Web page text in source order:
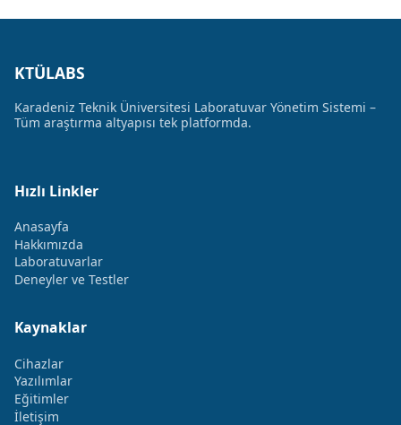
KTÜLABS
Karadeniz Teknik Üniversitesi Laboratuvar Yönetim Sistemi –
Tüm araştırma altyapısı tek platformda.
Hızlı Linkler
Anasayfa
Hakkımızda
Laboratuvarlar
Deneyler ve Testler
Kaynaklar
Cihazlar
Yazılımlar
Eğitimler
İletişim